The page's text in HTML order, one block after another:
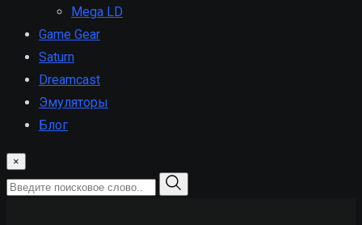
Mega LD
Game Gear
Saturn
Dreamcast
Эмуляторы
Блог
×